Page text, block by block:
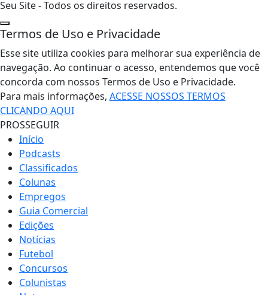
Seu Site - Todos os direitos reservados.
Termos de Uso e Privacidade
Esse site utiliza cookies para melhorar sua experiência de
navegação. Ao continuar o acesso, entendemos que você
concorda com nossos Termos de Uso e Privacidade.
Para mais informações, ACESSE NOSSOS TERMOS
CLICANDO AQUI
PROSSEGUIR
Início
Podcasts
Classificados
Colunas
Empregos
Guia Comercial
Edições
Notícias
Futebol
Concursos
Colunistas